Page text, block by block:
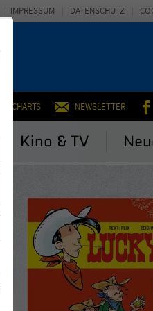
CHARTS NEWSLETTER
Kino & TV
IMPRESSUM DATENSCHUTZ